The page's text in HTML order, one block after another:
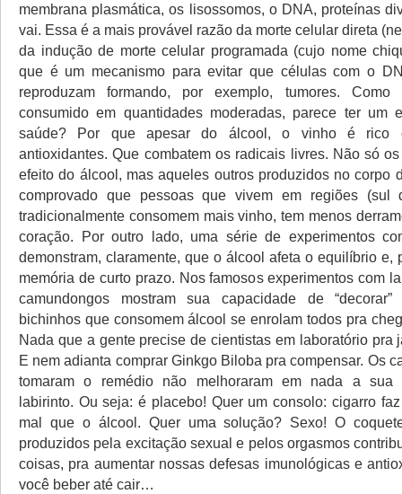
membrana plasmática, os lisossomos, o DNA, proteínas
vai. Essa é a mais provável razão da morte celular direta
da indução de morte celular programada (cujo nome
que é um mecanismo para evitar que células com o
reproduzam formando, por exemplo, tumores.
consumido em quantidades moderadas, parece ter um
saúde? Por que apesar do álcool, o vinho é rico
antioxidantes. Que combatem os radicais livres. Não só
efeito do álcool, mas aqueles outros produzidos no corpo
comprovado que pessoas que vivem em regiões (sul
tradicionalmente consomem mais vinho, tem menos
coração. Por outro lado, uma série de experimentos
demonstram, claramente, que o álcool afeta o equilíbrio e,
memória de curto prazo. Nos famosos experimentos com
camundongos mostram sua capacidade de
bichinhos que consomem álcool se enrolam todos pra
Nada que a gente precise de cientistas em laboratório pra
E nem adianta comprar Ginkgo Biloba pra compensar. Os
tomaram o remédio não melhoraram em nada a sua
labirinto. Ou seja: é placebo! Quer um consolo: cigarro
mal que o álcool. Quer uma solução? Sexo! O
produzidos pela excitação sexual e pelos orgasmos
coisas, pra aumentar nossas defesas imunológicas e
você beber até cair…